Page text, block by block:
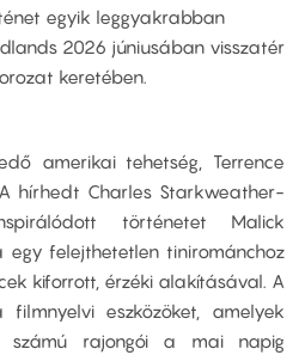
egyik leggyakrabban
2026 júniusában visszatér
keretében.
amerikai tehetség, Terrence
hírhedt Charles Starkweather-
történetet Malick
egy felejthetetlen tinirománchoz
kiforrott, érzéki alakításával. A
eszközöket, amelyek
rajongói a mai napig